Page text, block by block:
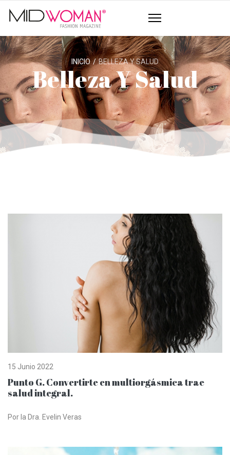
INICIO BELLEZA Y SALUD
Belleza Y Salud
15 Junio 2022
Punto G. Convertirte en multiorgásmica trae
salud integral.
Por la Dra. Evelin Veras